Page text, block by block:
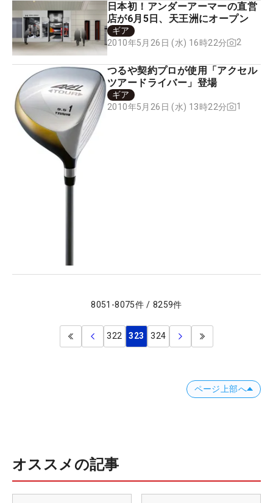
日本初！アンダーアーマーの直営
店が6月5日、天王洲にオープン
ギア
2010年5月26日 (水) 16時22分
2
つるや契約プロが使用「アクセル
ツアードライバー」登場
ギア
2010年5月26日 (水) 13時22分
1
8051 -8075件 / 8259件
322 323 324
ページ上部へ
オススメの記事